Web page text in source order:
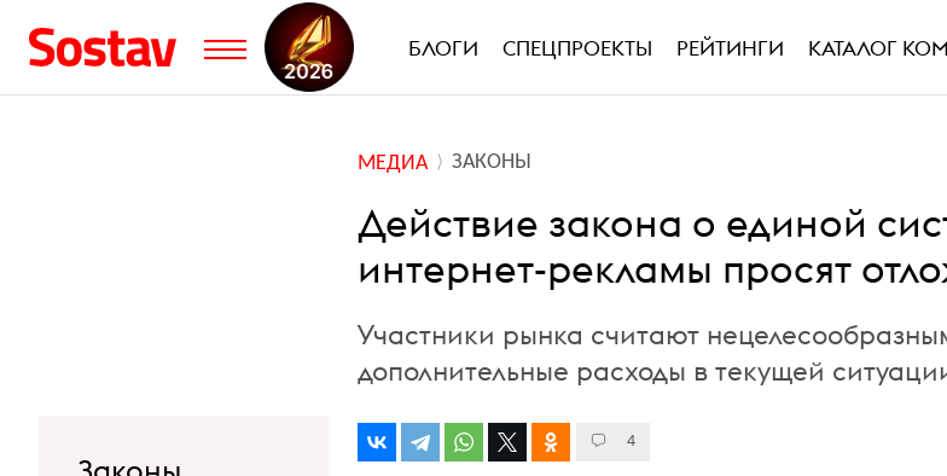
БЛОГИ СПЕЦПРОЕКТЫ РЕЙТИНГИ КАТАЛОГ
МЕДИА ЗАКОНЫ
Действие закона о единой
интернет-рекламы просят
Участники рынка считают
дополнительные расходы в текущей
4